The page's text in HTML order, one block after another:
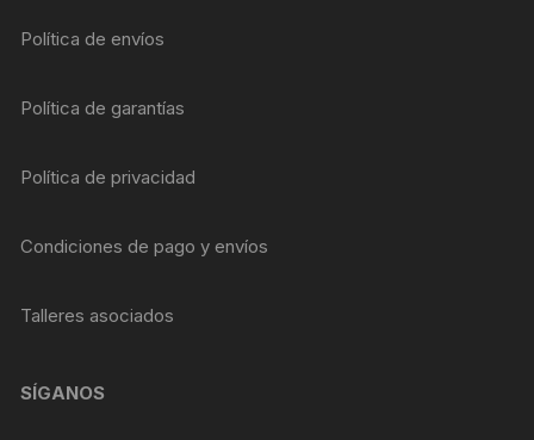
Política de envíos
Política de garantías
Política de privacidad
Condiciones de pago y envíos
Talleres asociados
SÍGANOS